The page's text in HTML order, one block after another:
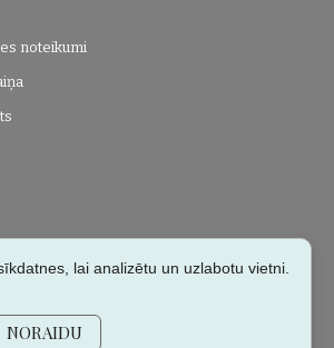
noteikumi
lai analizētu un uzlabotu vietni.
NORAIDU